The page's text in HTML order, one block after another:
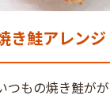
き鮭アレンジ
つもの焼き鮭が